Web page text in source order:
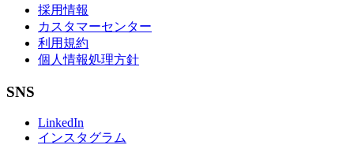
採用情報
カスタマーセンター
利用規約
個人情報処理方針
SNS
LinkedIn
インスタグラム